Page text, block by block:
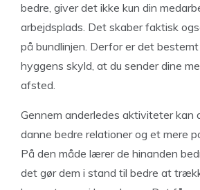
bedre, giver det ikke kun din
arbejdsplads. Det skaber faktisk
på bundlinjen. Derfor er det
hyggens skyld, at du sender dine
afsted.
Gennem anderledes aktiviteter kan
danne bedre relationer og et mere
På den måde lærer de hinanden
det gør dem i stand til bedre at